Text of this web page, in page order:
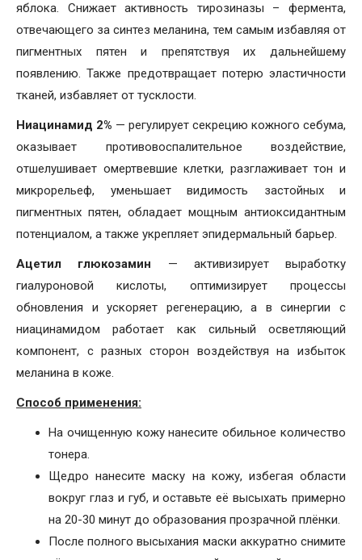
яблока. Снижает активность тирозиназы – фермента,
отвечающего за синтез меланина, тем самым избавляя от
пигментных пятен и препятствуя их дальнейшему
появлению. Также предотвращает потерю эластичности
тканей, избавляет от тусклости.
Ниацинамид 2% — регулирует секрецию кожного себума,
оказывает противовоспалительное воздействие,
отшелушивает омертвевшие клетки, разглаживает тон и
микрорельеф, уменьшает видимость застойных и
пигментных пятен, обладает мощным антиоксидантным
потенциалом, а также укрепляет эпидермальный барьер.
Ацетил глюкозамин — активизирует выработку
гиалуроновой кислоты, оптимизирует процессы
обновления и ускоряет регенерацию, а в синергии с
ниацинамидом работает как сильный осветляющий
компонент, с разных сторон воздействуя на избыток
меланина в коже.
Способ применения:
На очищенную кожу нанесите обильное количество
тонера.
Щедро нанесите маску на кожу, избегая области
вокруг глаз и губ, и оставьте её высыхать примерно
на 20-30 минут до образования прозрачной плёнки.
После полного высыхания маски аккуратно снимите